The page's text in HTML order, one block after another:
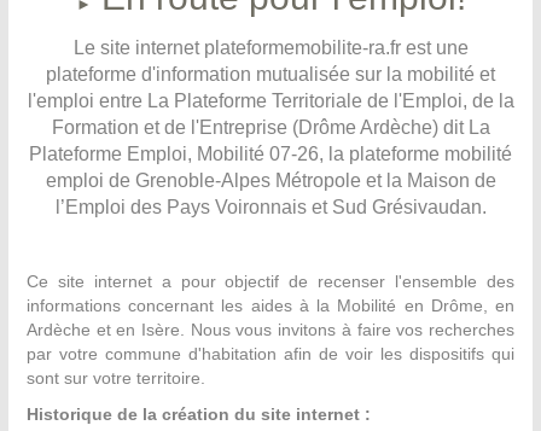
►
Le site internet plateformemobilite-ra.fr est une
plateforme d'information mutualisée sur la mobilité et
l'emploi entre La Plateforme Territoriale de l'Emploi, de la
Formation et de l'Entreprise (Drôme Ardèche) dit La
Plateforme Emploi, Mobilité 07-26, la plateforme mobilité
emploi de Grenoble-Alpes Métropole et la Maison de
l’Emploi des Pays Voironnais et Sud Grésivaudan.
Ce site internet a pour objectif de recenser l'ensemble des
informations concernant les aides à la Mobilité en Drôme, en
Ardèche et en Isère. Nous vous invitons à faire vos recherches
par votre commune d'habitation afin de voir les dispositifs qui
sont sur votre territoire.
Historique de la création du site internet :